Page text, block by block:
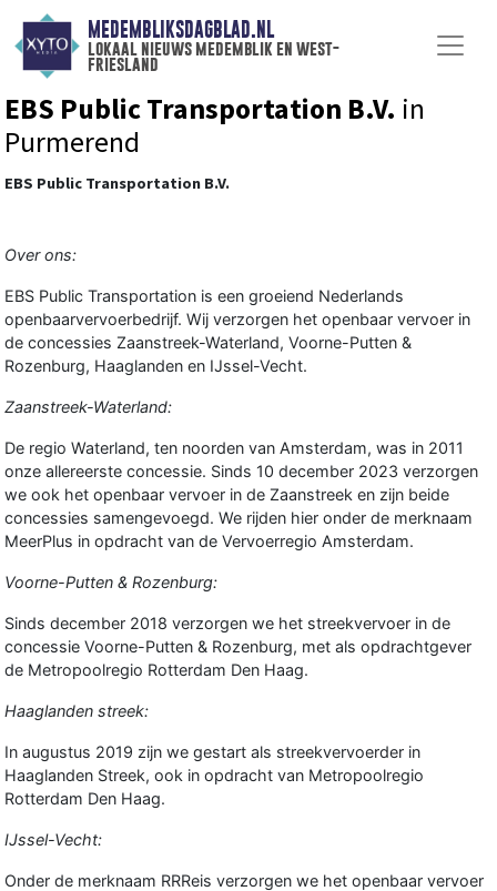
MEDEMBLIKSDAGBLAD.NL
lokaal nieuws medemblik en west-
friesland
EBS Public Transportation B.V. in
Purmerend
EBS Public Transportation B.V.
Over ons:
EBS Public Transportation is een groeiend Nederlands
openbaarvervoerbedrijf. Wij verzorgen het openbaar vervoer in
de concessies Zaanstreek-Waterland, Voorne-Putten &
Rozenburg, Haaglanden en IJssel-Vecht.
Zaanstreek-Waterland:
De regio Waterland, ten noorden van Amsterdam, was in 2011
onze allereerste concessie. Sinds 10 december 2023 verzorgen
we ook het openbaar vervoer in de Zaanstreek en zijn beide
concessies samengevoegd. We rijden hier onder de merknaam
MeerPlus in opdracht van de Vervoerregio Amsterdam.
Voorne-Putten & Rozenburg:
Sinds december 2018 verzorgen we het streekvervoer in de
concessie Voorne-Putten & Rozenburg, met als opdrachtgever
de Metropoolregio Rotterdam Den Haag.
Haaglanden streek:
In augustus 2019 zijn we gestart als streekvervoerder in
Haaglanden Streek, ook in opdracht van Metropoolregio
Rotterdam Den Haag.
IJssel-Vecht:
Onder de merknaam RRReis verzorgen we het openbaar vervoer